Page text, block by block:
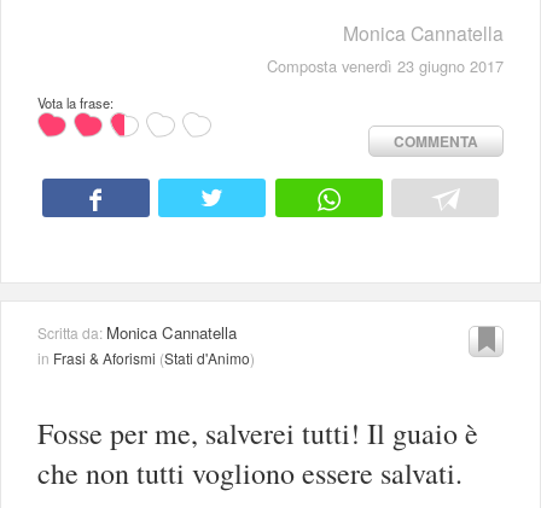
Monica Cannatella
Composta venerdì 23 giugno 2017
Vota la frase:
COMMENTA
Scritta da: Monica Cannatella
in Frasi & Aforismi (Stati d'Animo)
Fosse per me, salverei tutti! Il guaio è
che non tutti vogliono essere salvati.